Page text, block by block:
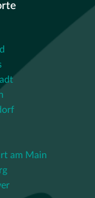
am Main